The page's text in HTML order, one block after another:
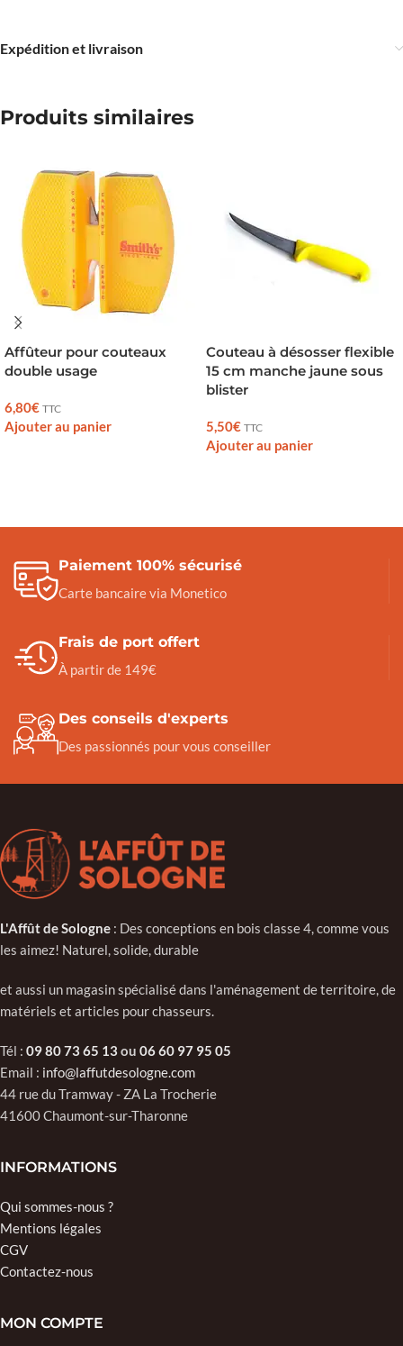
Expédition et livraison
Produits similaires
Affûteur pour couteaux
double usage
6,80€ TTC
Ajouter au panier
Couteau à désosser flexible
15 cm manche jaune sous
blister
5,50€ TTC
Ajouter au panier
Paiement 100% sécurisé
Carte bancaire via Monetico
Frais de port offert
À partir de 149€
Des conseils d'experts
Des passionnés pour vous conseiller
L'Affût de Sologne : Des conceptions en bois classe 4, comme vous
les aimez! Naturel, solide, durable
et aussi un magasin spécialisé dans l'aménagement de territoire, de
matériels et articles pour chasseurs.
Tél : 09 80 73 65 13ou 06 60 97 95 05
Email : info@laffutdesologne.com
44 rue du Tramway - ZA La Trocherie
41600 Chaumont-sur-Tharonne
INFORMATIONS
Qui sommes-nous ?
Mentions légales
CGV
Contactez-nous
MON COMPTE